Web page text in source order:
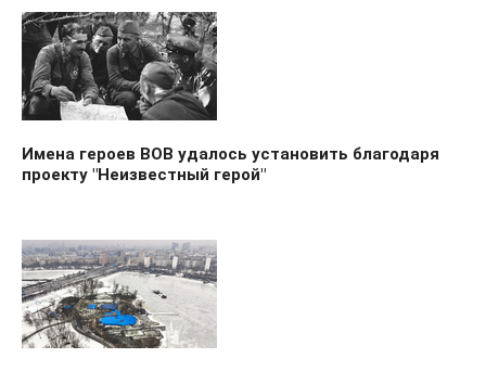
Имена героев ВОВ удалось установить благодаря
проекту "Неизвестный герой"